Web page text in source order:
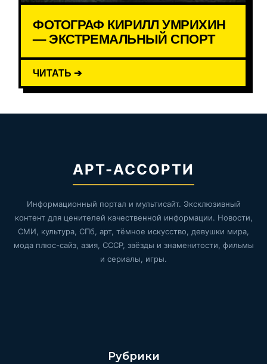
ФОТОГРАФ КИРИЛЛ УМРИХИН
— ЭКСТРЕМАЛЬНЫЙ СПОРТ
ЧИТАТЬ ➔
АРТ-АССОРТИ
Информационный портал и мультисайт. Эксклюзивный
контент для ценителей качественной информации. Новости,
СМИ, культура, СПб, арт, тёмное искусство, девушки мира,
мода плюс-сайз, азия, СССР, звёзды и знаменитости, фильмы
и сериалы, игры.
Рубрики